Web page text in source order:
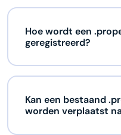
Hoe wordt een
geregistreerd?
Kan een bestaand
worden verplaatst